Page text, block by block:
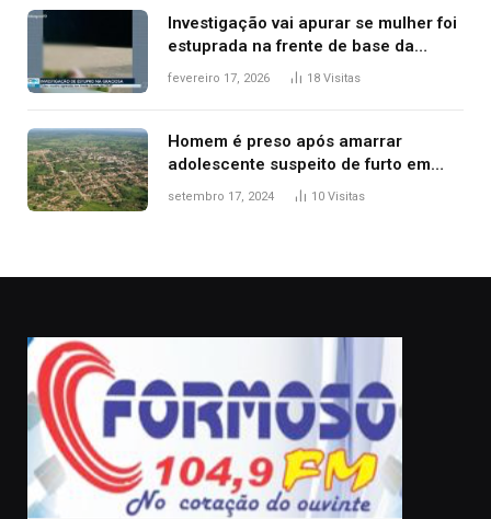
Investigação vai apurar se mulher foi
estuprada na frente de base da
Guarda Metropolitana de Palmas, diz
fevereiro 17, 2026 18 Visitas
Homem é preso após amarrar
adolescente suspeito de furto em
estaca de cerca e agredi-lo
setembro 17, 2024 10 Visitas